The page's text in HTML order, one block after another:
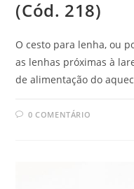
(Cód. 218)
O cesto para lenha, ou
as lenhas próximas à
de alimentação do
0 COMENTÁRIO